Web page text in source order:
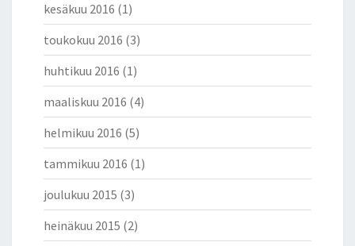
kesäkuu 2016 (1)
toukokuu 2016 (3)
huhtikuu 2016 (1)
maaliskuu 2016 (4)
helmikuu 2016 (5)
tammikuu 2016 (1)
joulukuu 2015 (3)
heinäkuu 2015 (2)